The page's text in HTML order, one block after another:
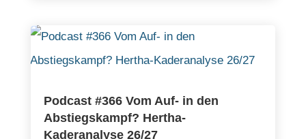
Podcast #366 Vom Auf- in den
Abstiegskampf? Hertha-
Kaderanalyse 26/27